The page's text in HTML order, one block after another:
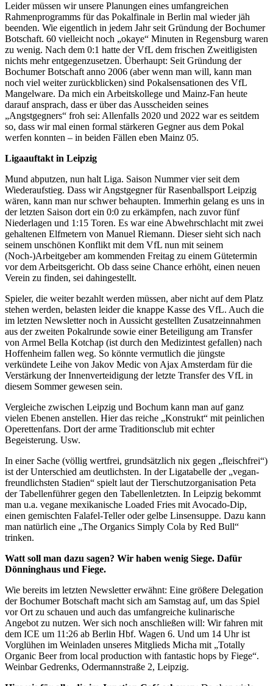
Leider müssen wir unsere Planungen eines umfangreichen
Rahmenprogramms für das Pokalfinale in Berlin mal wieder jäh
beenden. Wie eigentlich in jedem Jahr seit Gründung der Bochumer
Botschaft. 60 vielleicht noch „okaye“ Minuten in Regensburg waren
zu wenig. Nach dem 0:1 hatte der VfL dem frischen Zweitligisten
nichts mehr entgegenzusetzen. Überhaupt: Seit Gründung der
Bochumer Botschaft anno 2006 (aber wenn man will, kann man
noch viel weiter zurückblicken) sind Pokalsensationen des VfL
Mangelware. Da mich ein Arbeitskollege und Mainz-Fan heute
darauf ansprach, dass er über das Ausscheiden seines
„Angstgegners“ froh sei: Allenfalls 2020 und 2022 war es seitdem
so, dass wir mal einen formal stärkeren Gegner aus dem Pokal
werfen konnten – in beiden Fällen eben Mainz 05.
Ligaauftakt in Leipzig
Mund abputzen, nun halt Liga. Saison Nummer vier seit dem
Wiederaufstieg. Dass wir Angstgegner für Rasenballsport Leipzig
wären, kann man nur schwer behaupten. Immerhin gelang es uns in
der letzten Saison dort ein 0:0 zu erkämpfen, nach zuvor fünf
Niederlagen und 1:15 Toren. Es war eine Abwehrschlacht mit zwei
gehaltenen Elfmetern von Manuel Riemann. Dieser sieht sich nach
seinem unschönen Konflikt mit dem VfL nun mit seinem
(Noch-)Arbeitgeber am kommenden Freitag zu einem Gütetermin
vor dem Arbeitsgericht. Ob dass seine Chance erhöht, einen neuen
Verein zu finden, sei dahingestellt.
Spieler, die weiter bezahlt werden müssen, aber nicht auf dem Platz
stehen werden, belasten leider die knappe Kasse des VfL. Auch die
im letzten Newsletter noch in Aussicht gestellten Zusatzeinnahmen
aus der zweiten Pokalrunde sowie einer Beteiligung am Transfer
von Armel Bella Kotchap (ist durch den Medizintest gefallen) nach
Hoffenheim fallen weg. So könnte vermutlich die jüngste
verkündete Leihe von Jakov Medic von Ajax Amsterdam für die
Verstärkung der Innenverteidigung der letzte Transfer des VfL in
diesem Sommer gewesen sein.
Vergleiche zwischen Leipzig und Bochum kann man auf ganz
vielen Ebenen anstellen. Hier das reiche „Konstrukt“ mit peinlichen
Operettenfans. Dort der arme Traditionsclub mit echter
Begeisterung. Usw.
In einer Sache (völlig wertfrei, grundsätzlich nix gegen „fleischfrei“)
ist der Unterschied am deutlichsten. In der Ligatabelle der „vegan-
freundlichsten Stadien“ spielt laut der Tierschutzorganisation Peta
der Tabellenführer gegen den Tabellenletzten. In Leipzig bekommt
man u.a. vegane mexikanische Loaded Fries mit Avocado-Dip,
einen gemischten Falafel-Teller oder gelbe Linsensuppe. Dazu kann
man natürlich eine „The Organics Simply Cola by Red Bull“
trinken.
Watt soll man dazu sagen? Wir haben wenig Siege. Dafür
Dönninghaus und Fiege.
Wie bereits im letzten Newsletter erwähnt: Eine größere Delegation
der Bochumer Botschaft macht sich am Samstag auf, um das Spiel
vor Ort zu schauen und auch das umfangreiche kulinarische
Angebot zu nutzen. Wer sich noch anschließen will: Wir fahren mit
dem ICE um 11:26 ab Berlin Hbf. Wagen 6. Und um 14 Uhr ist
Vorglühen im Weinladen unseres Mitglieds Micha mit „Totally
Organic Beer from local production with fantastic hops by Fiege“.
Weinbar Gedrenks, Odermannstraße 2, Leipzig.